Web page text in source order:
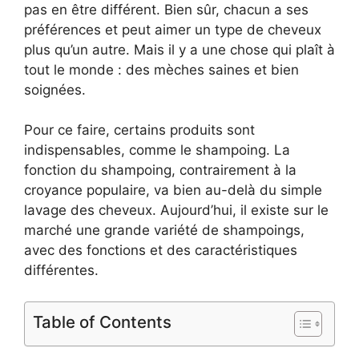
pas en être différent. Bien sûr, chacun a ses
préférences et peut aimer un type de cheveux
plus qu’un autre. Mais il y a une chose qui plaît à
tout le monde : des mèches saines et bien
soignées.
Pour ce faire, certains produits sont
indispensables, comme le shampoing. La
fonction du shampoing, contrairement à la
croyance populaire, va bien au-delà du simple
lavage des cheveux. Aujourd’hui, il existe sur le
marché une grande variété de shampoings,
avec des fonctions et des caractéristiques
différentes.
Table of Contents